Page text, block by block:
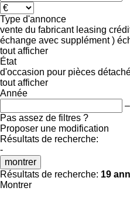
Type d'annonce
vente du fabricant leasing
échange avec supplément )
tout afficher
État
d'occasion pour pièces
tout afficher
Année
–
Pas assez de filtres ?
Proposer une modification
Résultats de recherche:
-
montrer
Résultats de recherche: 19
Montrer